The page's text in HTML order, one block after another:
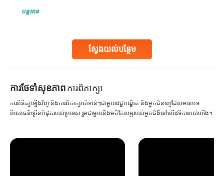
ស្វែងយល់បន្ថែម
globe are searching for treatments like angioplasty and
Studies, such as one published
បន្តអាន
ការ​ថែទាំ​សុខភាពការពិភាក្សា
ការពិនិត្យឡើងវិញ និងការពិភាក្សាសំខាន់ៗជាមួយវេជ្ជបណ្ឌិត និងអ្នកជំនាញដែលមានបទ
ពិសោធន៍ច្រើនបំផុតរបស់ប្រទេស រួមជាមួយនឹងមតិកែលម្អរបស់អ្នកជំងឺនៅលើវេទិការបស់យើង។